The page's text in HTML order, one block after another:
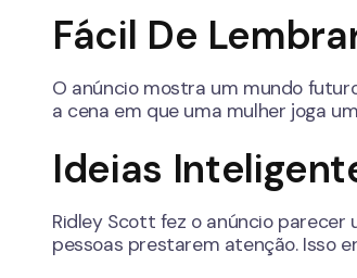
Fácil De
O anúncio mostra um mundo
a cena em que uma mulher joga
Ideias
Ridley Scott fez o anúncio parecer
pessoas prestarem atenção. Isso